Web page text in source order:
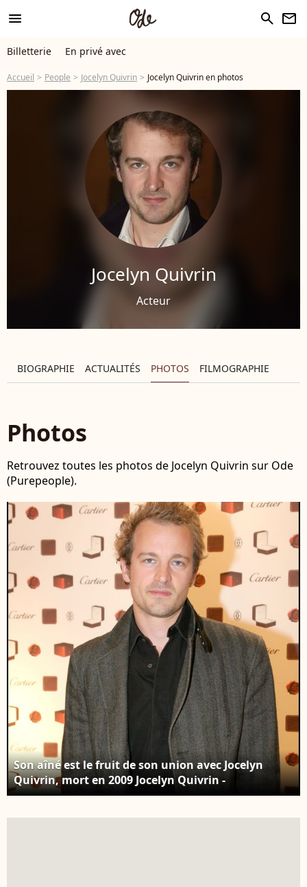
menu search newsletter
Billetterie En privé avec
Accueil People Jocelyn Quivrin Jocelyn Quivrin en photos
Jocelyn Quivrin
Acteur
BIOGRAPHIE ACTUALITÉS PHOTOS FILMOGRAPHIE
Photos
Retrouvez toutes les photos de Jocelyn Quivrin sur Ode
(Purepeople).
Son aîné est le fruit de son union avec Jocelyn
Quivrin, mort en 2009 Jocelyn Quivrin -
Inauguration de la boutique Cartier, rue du